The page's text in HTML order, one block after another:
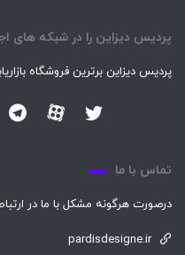
پردیس دیزاین را در شبکه های
پردیس دیزاین برترین فروشگاه
تماس با ما
درصورت هرگونه مشکل با ما در
pardisdesigne.ir